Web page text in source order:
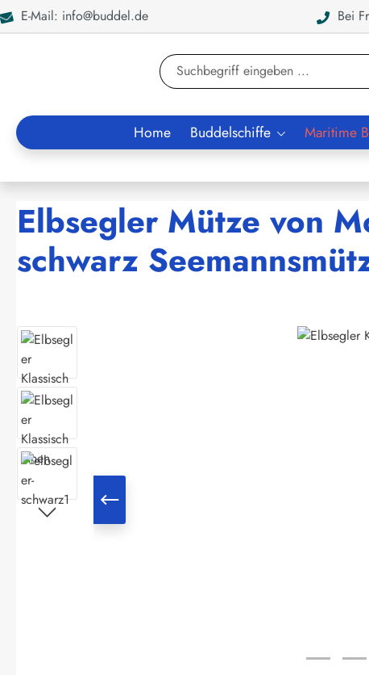
Zur Suche springen
E-Mail: info@buddel.de Bei
Home Buddelschiffe Maritime
Elbsegler Mütze von
schwarz
Bildergalerie überspringen